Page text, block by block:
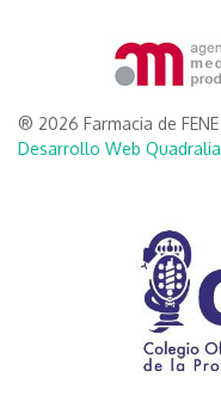
® 2026 Farmacia de FENE
Desarrollo Web Quadralia